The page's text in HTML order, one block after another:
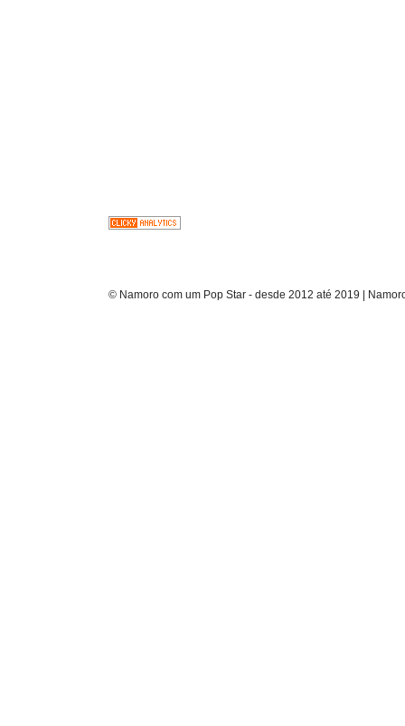
© Namoro com um Pop Star - desde 2012 até 2019 |